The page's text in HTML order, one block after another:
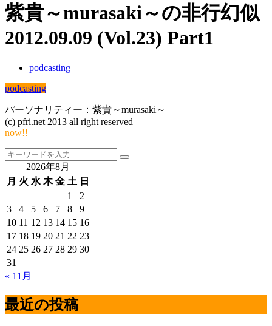
紫貴～murasaki～の非行幻似
2012.09.09 (Vol.23) Part1
podcasting
podcasting
パーソナリティー：紫貴～murasaki～
(c) pfri.net 2013 all right reserved
now!!
2026年8月
月 火 水 木 金 土 日
1
2
3
4 5 6 7 8
9
10 11 12 13 14 15 16
17 18 19 20 21 22 23
24 25 26 27 28 29 30
31
« 11月
最近の投稿